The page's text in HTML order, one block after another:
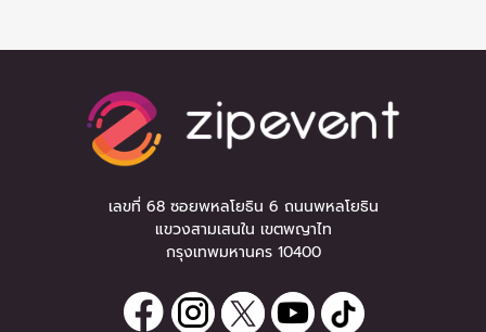
เลขที่ 68 ซอยพหลโยธิน 6 ถนนพหลโยธิน
แขวงสามเสนใน เขตพญาไท
กรุงเทพมหานคร 10400